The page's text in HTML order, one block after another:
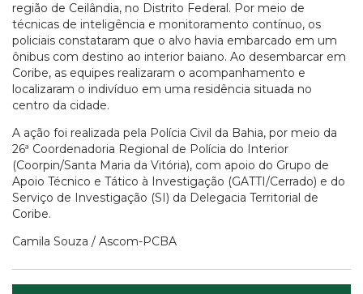
região de Ceilândia, no Distrito Federal. Por meio de
técnicas de inteligência e monitoramento contínuo, os
policiais constataram que o alvo havia embarcado em um
ônibus com destino ao interior baiano. Ao desembarcar em
Coribe, as equipes realizaram o acompanhamento e
localizaram o indivíduo em uma residência situada no
centro da cidade.
A ação foi realizada pela Polícia Civil da Bahia, por meio da
26ª Coordenadoria Regional de Polícia do Interior
(Coorpin/Santa Maria da Vitória), com apoio do Grupo de
Apoio Técnico e Tático à Investigação (GATTI/Cerrado) e do
Serviço de Investigação (SI) da Delegacia Territorial de
Coribe.
Camila Souza / Ascom-PCBA